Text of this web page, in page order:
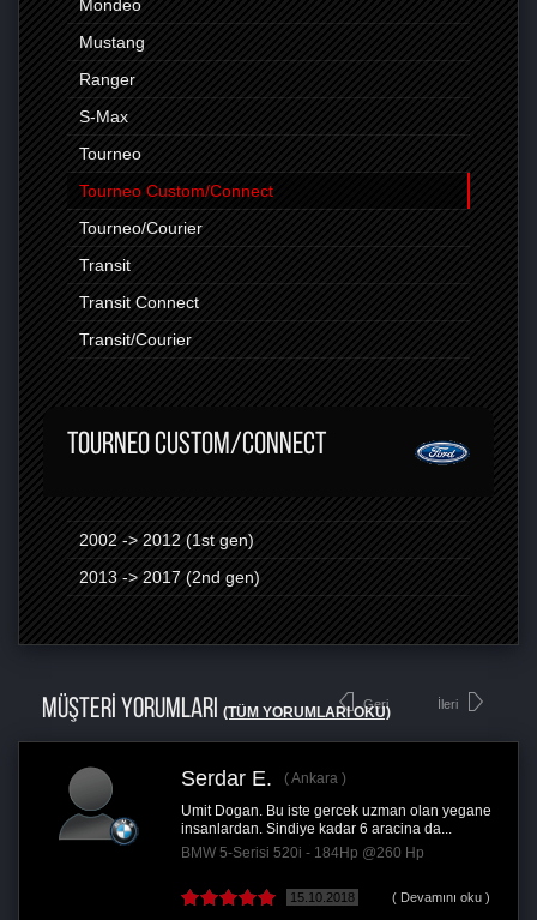
Mondeo
Mustang
Ranger
S-Max
Tourneo
Tourneo Custom/Connect
Tourneo/Courier
Transit
Transit Connect
Transit/Courier
TOURNEO CUSTOM/CONNECT
2002 -> 2012 (1st gen)
2013 -> 2017 (2nd gen)
MÜŞTERİ YORUMLARI (TÜM YORUMLARI OKU)
Geri
Serdar E.
Ankara
Umit Dogan. Bu iste gercek uzman olan yegane
insanlardan. Sindiye kadar 6 aracina da...
BMW 5-Serisi 520i - 184Hp @260 Hp
15.10.2018 ( Devamını oku )
İleri